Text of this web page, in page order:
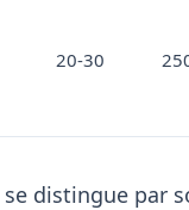
20-30
se distingue par